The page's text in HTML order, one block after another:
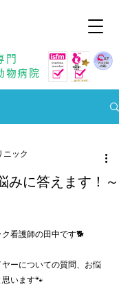
門
物病院
みに答えます！～
ニック
看護師の田中です🐕
ーについての質問、お悩
います🐾